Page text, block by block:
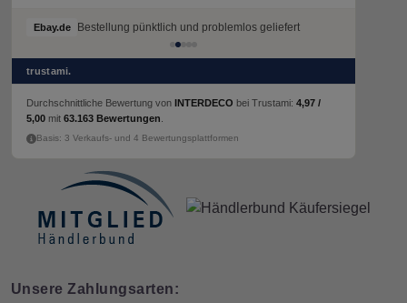
Ebay.de Bestellung pünktlich und problemlos geliefert
trustami.
Durchschnittliche Bewertung von INTERDECO bei Trustami: 4,97 /
5,00 mit 63.163 Bewertungen
Basis: 3 Verkaufs- und 4 Bewertungsplattformen
Unsere Zahlungsarten: